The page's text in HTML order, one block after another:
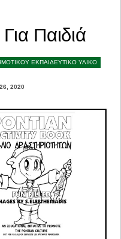
Παιδιά
ΕΚΠΑΙΔΕΥΤΙΚΟ ΥΛΙΚΟ
2020